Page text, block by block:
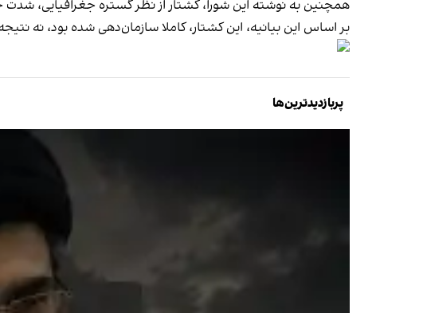
همچنین به نوشته این شورا، کشتار از نظر گستره جغرافیایی، شدت
بر اساس این بیانیه، این کشتار، کاملا سازمان‌دهی شده بود، نه
پربازدیدترین‌ها